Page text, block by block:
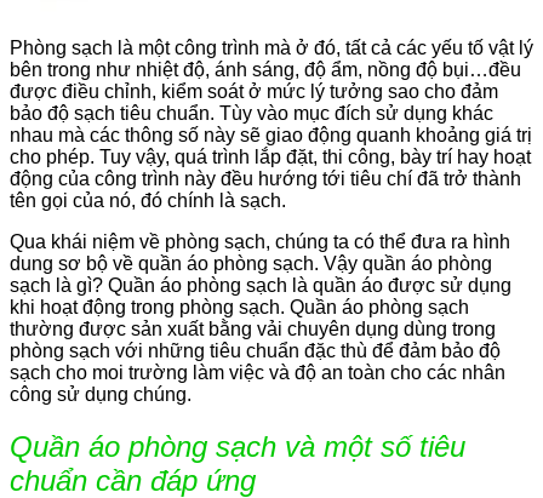
Phòng sạch là một công trình mà ở đó, tất cả các yếu tố vật lý
bên trong như nhiệt độ, ánh sáng, độ ẩm, nồng độ bụi…đều
được điều chỉnh, kiểm soát ở mức lý tưởng sao cho đảm
bảo độ sạch tiêu chuẩn. Tùy vào mục đích sử dụng khác
nhau mà các thông số này sẽ giao động quanh khoảng giá trị
cho phép. Tuy vậy, quá trình lắp đặt, thi công, bày trí hay hoạt
động của công trình này đều hướng tới tiêu chí đã trở thành
tên gọi của nó, đó chính là sạch.
Qua khái niệm về phòng sạch, chúng ta có thể đưa ra hình
dung sơ bộ về quần áo phòng sạch. Vậy quần áo phòng
sạch là gì? Quần áo phòng sạch là quần áo được sử dụng
khi hoạt động trong phòng sạch. Quần áo phòng sạch
thường được sản xuất bằng vải chuyên dụng dùng trong
phòng sạch với những tiêu chuẩn đặc thù để đảm bảo độ
sạch cho moi trường làm việc và độ an toàn cho các nhân
công sử dụng chúng.
Quần áo phòng sạch và một số tiêu
chuẩn cần đáp ứng